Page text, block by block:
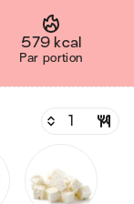
579 kcal
Par portion